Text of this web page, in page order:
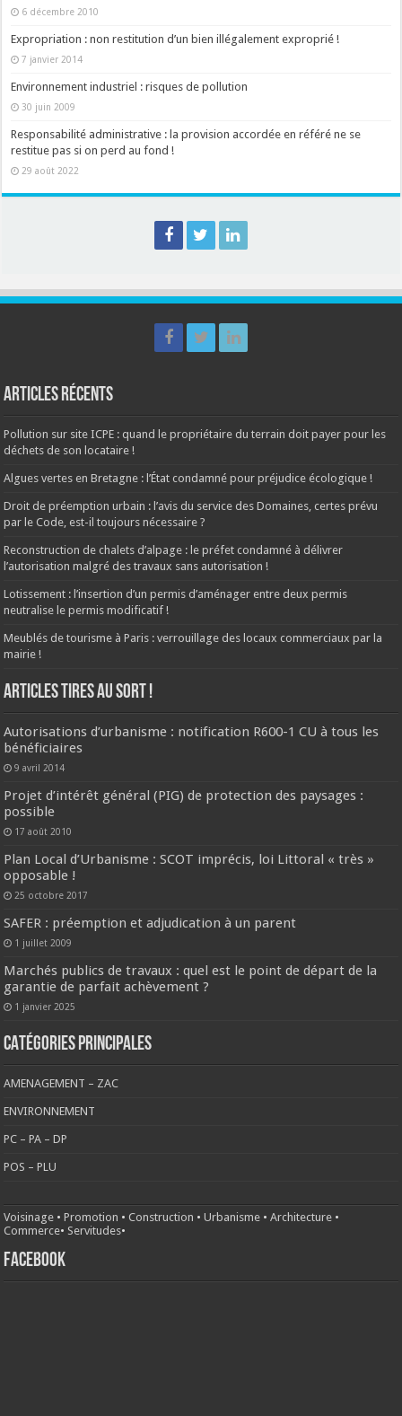
6 décembre 2010
Expropriation : non restitution d’un bien illégalement exproprié !
7 janvier 2014
Environnement industriel : risques de pollution
30 juin 2009
Responsabilité administrative : la provision accordée en référé ne se
restitue pas si on perd au fond !
29 août 2022
Articles récents
Pollution sur site ICPE : quand le propriétaire du terrain doit payer pour les
déchets de son locataire !
Algues vertes en Bretagne : l’État condamné pour préjudice écologique !
Droit de préemption urbain : l’avis du service des Domaines, certes prévu
par le Code, est-il toujours nécessaire ?
Reconstruction de chalets d’alpage : le préfet condamné à délivrer
l’autorisation malgré des travaux sans autorisation !
Lotissement : l’insertion d’un permis d’aménager entre deux permis
neutralise le permis modificatif !
Meublés de tourisme à Paris : verrouillage des locaux commerciaux par la
mairie !
ARTICLES TIRES AU SORT !
Autorisations d’urbanisme : notification R600-1 CU à tous les
bénéficiaires
9 avril 2014
Projet d’intérêt général (PIG) de protection des paysages :
possible
17 août 2010
Plan Local d’Urbanisme : SCOT imprécis, loi Littoral « très »
opposable !
25 octobre 2017
SAFER : préemption et adjudication à un parent
1 juillet 2009
Marchés publics de travaux : quel est le point de départ de la
garantie de parfait achèvement ?
1 janvier 2025
CATÉGORIES PRINCIPALES
AMENAGEMENT – ZAC
ENVIRONNEMENT
PC – PA – DP
POS – PLU
Voisinage •Promotion •Construction •Urbanisme •Architecture •
Commerce• Servitudes•
FACEBOOK